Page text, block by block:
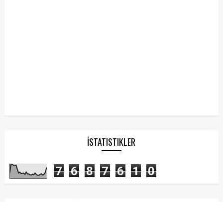
İSTATISTIKLER
7 6 8 7 6 1 0